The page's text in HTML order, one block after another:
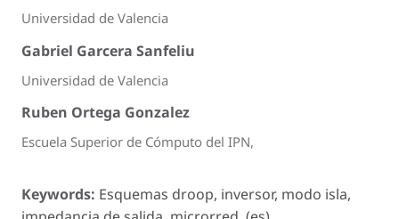
Universidad de Valencia
Gabriel Garcera Sanfeliu
Universidad de Valencia
Ruben Ortega Gonzalez
Escuela Superior de Cómputo del IPN,
Keywords: Esquemas droop, inversor, modo isla,